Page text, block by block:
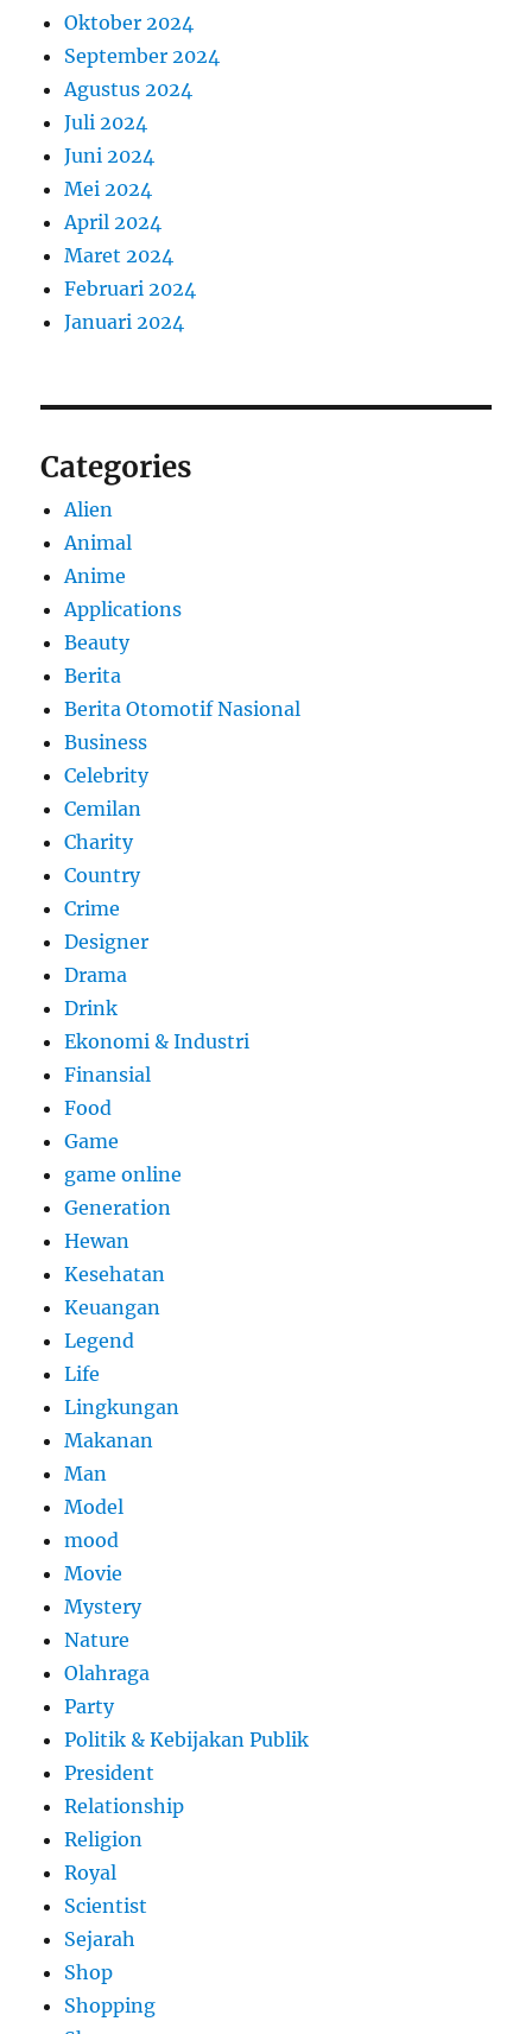
Oktober 2024
September 2024
Agustus 2024
Juli 2024
Juni 2024
Mei 2024
April 2024
Maret 2024
Februari 2024
Januari 2024
Categories
Alien
Animal
Anime
Applications
Beauty
Berita
Berita Otomotif Nasional
Business
Celebrity
Cemilan
Charity
Country
Crime
Designer
Drama
Drink
Ekonomi & Industri
Finansial
Food
Game
game online
Generation
Hewan
Kesehatan
Keuangan
Legend
Life
Lingkungan
Makanan
Man
Model
mood
Movie
Mystery
Nature
Olahraga
Party
Politik & Kebijakan Publik
President
Relationship
Religion
Royal
Scientist
Sejarah
Shop
Shopping